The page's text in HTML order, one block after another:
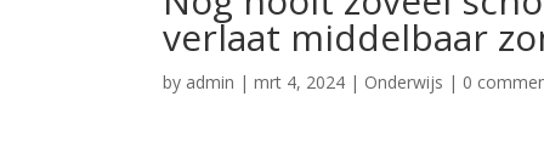
verlaat middelbaar
by admin |mrt 4, 2024 | Onderwijs | 0